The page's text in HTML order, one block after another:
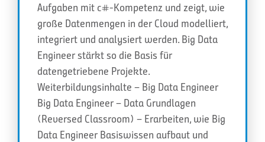
Aufgaben mit c#-Kompetenz und zeigt, wie
große Datenmengen in der Cloud modelliert,
integriert und analysiert werden. Big Data
Engineer stärkt so die Basis für
datengetriebene Projekte.
Weiterbildungsinhalte – Big Data Engineer
Big Data Engineer – Data Grundlagen
(Reversed Classroom) – Erarbeiten, wie Big
Data Engineer Basiswissen aufbaut und